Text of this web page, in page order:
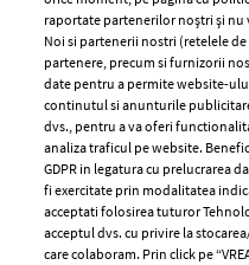
ELLE Style Awards
2024
Despre ELLE
Romania
Contact
Abonamente
raportate partenerilor noștri și nu
Noi si partenerii nostri (retelele
partenere, precum si furnizorii
date pentru a permite website-
continutul si anunturile
dvs., pentru a va oferi
analiza traficul pe website.
GDPR in legatura cu prelucrarea
fi exercitate prin modalitatea
acceptati folosirea tuturor
acceptul dvs. cu privire la
care colaboram. Prin click pe